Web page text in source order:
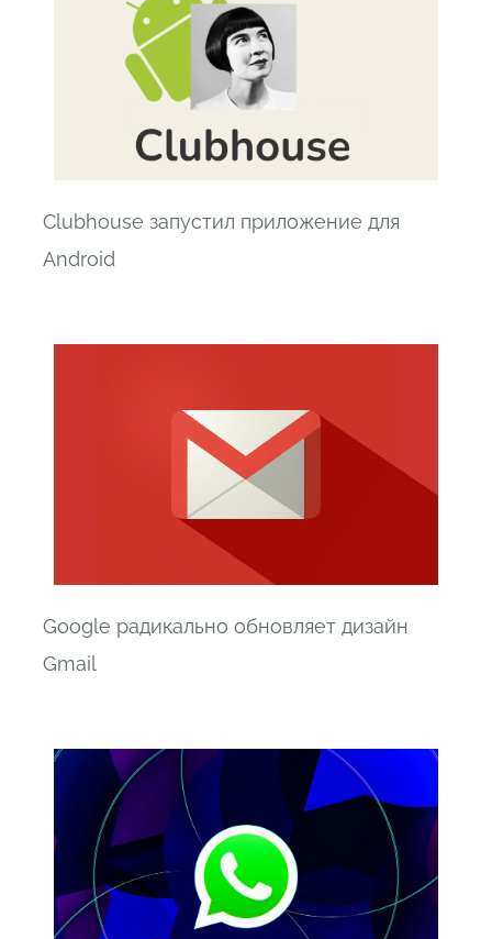
Clubhouse запустил приложение для
Android
Google радикально обновляет дизайн
Gmail